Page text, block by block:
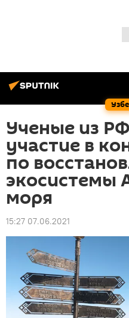
Ученые из
участие в
по
экосистемы
моря
15:27 07.06.2021